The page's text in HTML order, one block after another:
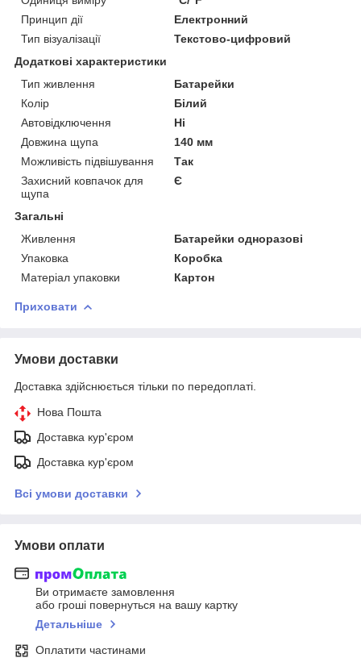
Принцип дії
Електронний
Тип візуалізації
Текстово-цифровий
Додаткові характеристики
Тип живлення
Батарейки
Колір
Білий
Автовідключення
Ні
Довжина щупа
140 мм
Можливість підвішування
Так
Захисний ковпачок для
щупа
Є
Загальні
Живлення
Батарейки одноразові
Упаковка
Коробка
Матеріал упаковки
Картон
Приховати
Умови доставки
Доставка здійснюється тільки по передоплаті.
Нова Пошта
Доставка кур'єром
Доставка кур'єром
Всі умови доставки
Умови оплати
Ви отримаєте замовлення
або гроші повернуться на вашу картку
Детальніше
Оплатити частинами